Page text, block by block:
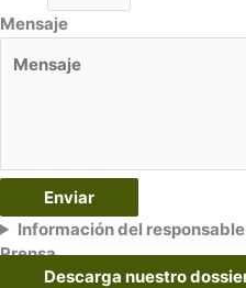
Mensaje
Enviar
Información del responsable
Prensa
Descarga nuestro